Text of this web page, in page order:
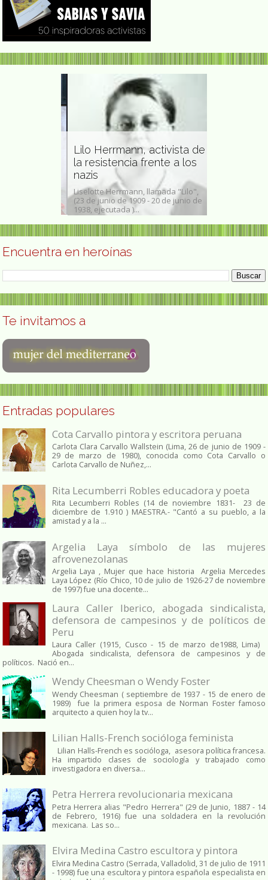
Lilo Herrmann, activista de
la resistencia frente a los
nazis
Liselotte Herrmann, llamada "Lilo",
(23 de junio de 1909 - 20 de junio de
1938, ejecutada )...
Encuentra en heroínas
Te invitamos a
Entradas populares
Cota Carvallo pintora y escritora peruana
Carlota Clara Carvallo Wallstein (Lima, 26 de junio de 1909 -
29 de marzo de 1980), conocida como Cota Carvallo o
Carlota Carvallo de Nuñez,...
Rita Lecumberri Robles educadora y poeta
Rita Lecumberri Robles (14 de noviembre 1831- 23 de
diciembre de 1.910 ) MAESTRA.- "Cantó a su pueblo, a la
amistad y a la ...
Argelia Laya símbolo de las mujeres
afrovenezolanas
Argelia Laya , Mujer que hace historia Argelia Mercedes
Laya López (Río Chico, 10 de julio de 1926-27 de noviembre
de 1997) fue una docente...
Laura Caller Iberico, abogada sindicalista,
defensora de campesinos y de políticos de
Peru
Laura Caller (1915, Cusco - 15 de marzo de1988, Lima)
Abogada sindicalista, defensora de campesinos y de
políticos. Nació en...
Wendy Cheesman o Wendy Foster
Wendy Cheesman ( septiembre de 1937 - 15 de enero de
1989) fue la primera esposa de Norman Foster famoso
arquitecto a quien hoy la tv...
Lilian Halls-French socióloga feminista
Lilian Halls-French es socióloga, asesora política francesa.
Ha impartido clases de sociología y trabajado como
investigadora en diversa...
Petra Herrera revolucionaria mexicana
Petra Herrera alias "Pedro Herrera" (29 de Junio, 1887 - 14
de Febrero, 1916) fue una soldadera en la revolución
mexicana. Las so...
Elvira Medina Castro escultora y pintora
Elvira Medina Castro (Serrada, Valladolid, 31 de julio de 1911
- 1998) fue una escultora y pintora española especialista en